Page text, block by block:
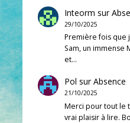
Inteorm sur
29/10/2025
Première fois que
Sam, un immense
et…
Pol surAbsence
21/10/2025
Merci pour tout le
vrai plaisir à lire.